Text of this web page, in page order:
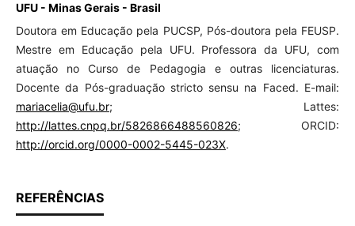
UFU - Minas Gerais - Brasil
Doutora em Educação pela PUCSP, Pós-doutora pela FEUSP.
Mestre em Educação pela UFU. Professora da UFU, com
atuação no Curso de Pedagogia e outras licenciaturas.
Docente da Pós-graduação stricto sensu na Faced. E-mail:
mariacelia@ufu.br; Lattes:
http://lattes.cnpq.br/5826866488560826; ORCID:
http://orcid.org/0000-0002-5445-023X.
REFERÊNCIAS